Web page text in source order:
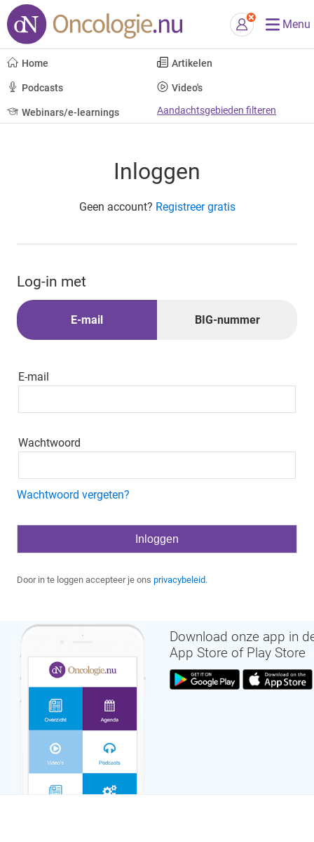
Menu
Home Artikelen
Podcasts Video's
Webinars/e-learnings Aandachtsgebieden filteren
Inloggen
Geen account? Registreer gratis
Log-in met
E-mail
E-mail
Wachtwoord
Wachtwoord vergeten?
Door in te loggen accepteer je ons privacybeleid.
BIG-nummer
Download onze app in
App Store of Play Store